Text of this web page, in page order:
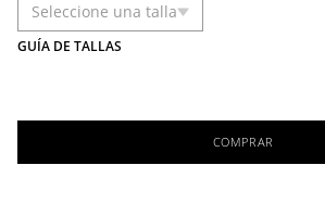
Seleccione una talla
GUÍA DE TALLAS
COMPRAR